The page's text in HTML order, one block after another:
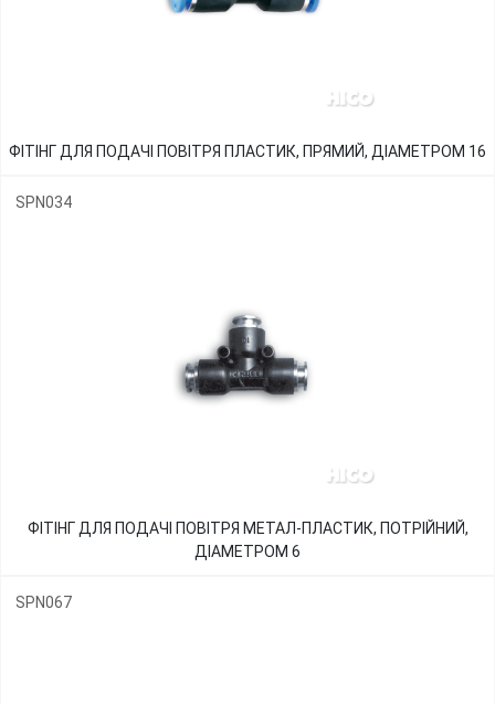
ФІТІНГ ДЛЯ ПОДАЧІ ПОВІТРЯ ПЛАСТИК, ПРЯМИЙ, ДІАМЕТРОМ 16
SPN034
ФІТІНГ ДЛЯ ПОДАЧІ ПОВІТРЯ МЕТАЛ-ПЛАСТИК, ПОТРІЙНИЙ,
ДІАМЕТРОМ 6
SPN067